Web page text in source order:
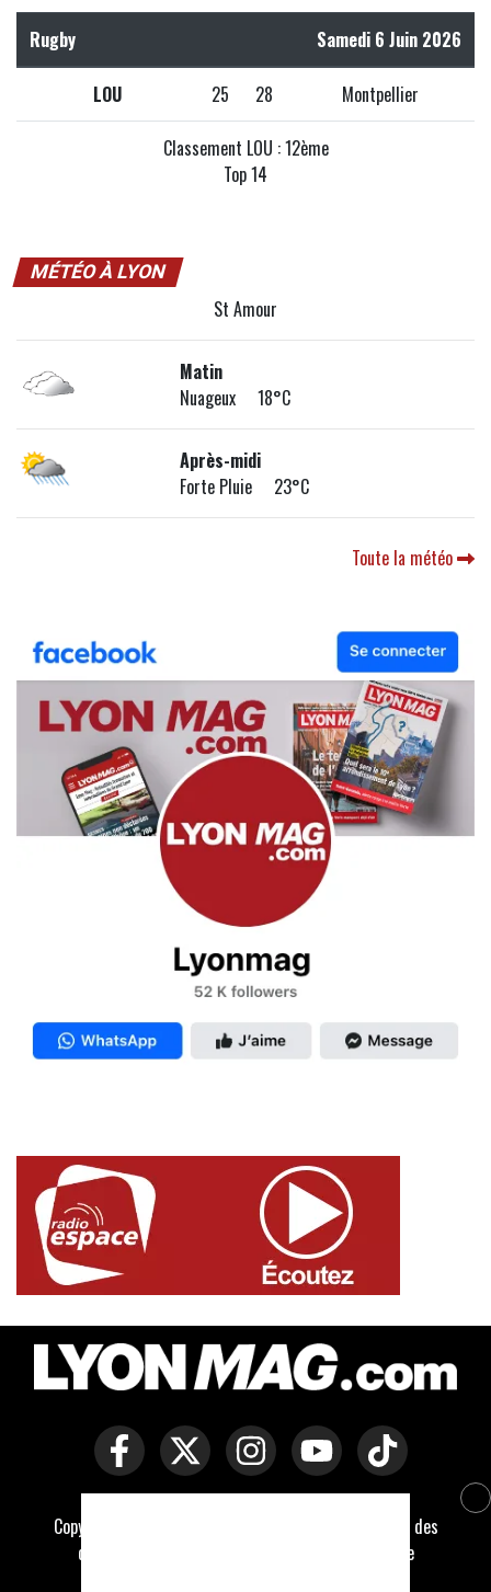
Rugby Samedi 6 Juin 2026
LOU 25 28 Montpellier
Classement LOU : 12ème
Top 14
MÉTÉO À LYON
St Amour
Matin
Nuageux 18°C
Après-midi
Forte Pluie 23°C
Toute la météo
Copyright © Lyon Mag -
Politique des
cookies
Conditions générales de vente